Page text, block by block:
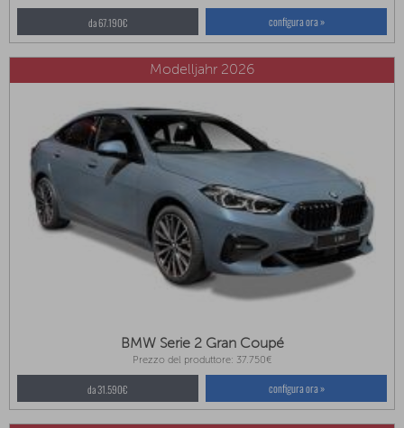
da 67.190€ configura ora »
Modelljahr 2026
BMW Serie 2 Gran Coupé
Prezzo del produttore: 37.750€
da 31.590€ configura ora »